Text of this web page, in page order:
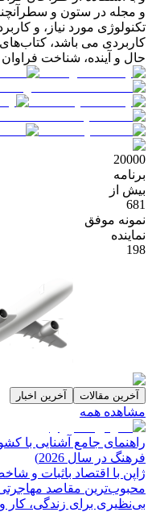
و مجله در ستون و
تکنولوژی مورد نیاز، و
کاربردی می باشد،
حال و آینده، شناخت
20000
برنامه
بیش از
681
نمونه موفق
نماینده
198
آخرین مقالات آخرین اخبار
مشاهده همه
راهنمای جامع آشنایی با
فرهنگ در سال 2026)
ژاپن با اقتصاد باثبات و
محبوب‌ترین مقاصد
بی‌نظیری برای زندگی،